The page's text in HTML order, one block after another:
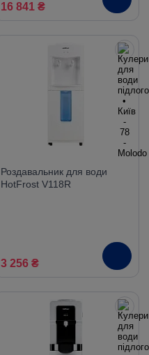
16 841 ₴
Роздавальник для води
HotFrost V118R
3 256 ₴